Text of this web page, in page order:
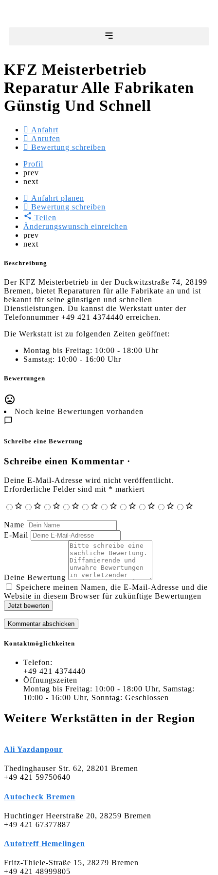
KFZ Meisterbetrieb
Reparatur Alle Fabrikaten
Günstig Und Schnell
Anfahrt
Anrufen
Bewertung schreiben
Profil
prev
next
Anfahrt planen
Bewertung schreiben
Teilen
Änderungswunsch einreichen
prev
next
Beschreibung
Der KFZ Meisterbetrieb in der Duckwitzstraße 74, 28199
Bremen, bietet Reparaturen für alle Fabrikate an und ist
bekannt für seine günstigen und schnellen
Dienstleistungen. Du kannst die Werkstatt unter der
Telefonnummer +49 421 4374440 erreichen.
Die Werkstatt ist zu folgenden Zeiten geöffnet:
Montag bis Freitag: 10:00 - 18:00 Uhr
Samstag: 10:00 - 16:00 Uhr
Bewertungen
Noch keine Bewertungen vorhanden
Schreibe eine Bewertung
Schreibe einen Kommentar ·
Deine E-Mail-Adresse wird nicht veröffentlicht.
Erforderliche Felder sind mit * markiert
Name
E-Mail
Deine Bewertung
Speichere meinen Namen, die E-Mail-Adresse und die
Website in diesem Browser für zukünftige Bewertungen
Jetzt bewerten
Kontaktmöglichkeiten
Telefon:
+49 421 4374440
Öffnungszeiten
Montag bis Freitag: 10:00 - 18:00 Uhr, Samstag:
10:00 - 16:00 Uhr, Sonntag: Geschlossen
Weitere Werkstätten in der Region
Ali Yazdanpour
Thedinghauser Str. 62, 28201 Bremen
+49 421 59750640
Autocheck Bremen
Huchtinger Heerstraße 20, 28259 Bremen
+49 421 67377887
Autotreff Hemelingen
Fritz-Thiele-Straße 15, 28279 Bremen
+49 421 48999805